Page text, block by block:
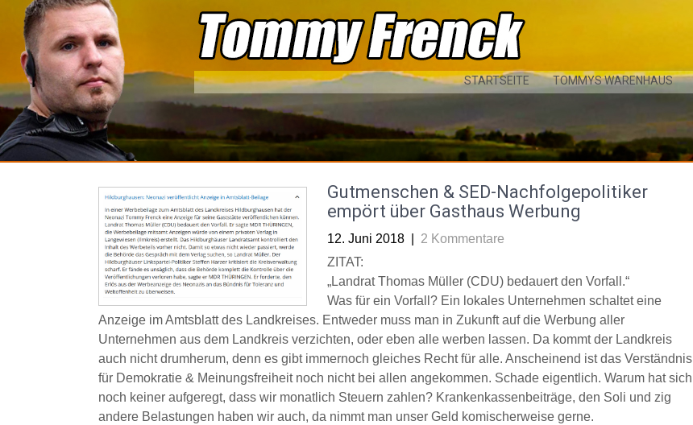
content
STARTSEITE TOMMYS WARENHAUS
Gutmenschen & SED-Nachfolgepolitiker
empört über Gasthaus Werbung
12. Juni 2018
2 Kommentare
ZITAT:
„Landrat Thomas Müller (CDU) bedauert den Vorfall.“
Was für ein Vorfall? Ein lokales Unternehmen schaltet eine
Anzeige im Amtsblatt des Landkreises. Entweder muss man in Zukunft auf die Werbung aller
Unternehmen aus dem Landkreis verzichten, oder eben alle werben lassen. Da kommt der Landkreis
auch nicht drumherum, denn es gibt immernoch gleiches Recht für alle. Anscheinend ist das Verständnis
für Demokratie & Meinungsfreiheit noch nicht bei allen angekommen. Schade eigentlich. Warum hat sich
noch keiner aufgeregt, dass wir monatlich Steuern zahlen? Krankenkassenbeiträge, den Soli und zig
andere Belastungen haben wir auch, da nimmt man unser Geld komischerweise gerne.